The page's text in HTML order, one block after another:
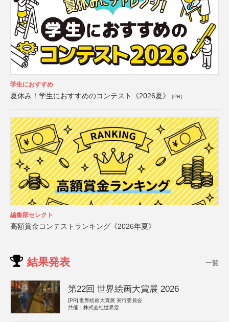
学生におすすめ
夏休み！学生におすすめのコンテスト《2026夏》 [PR]
編集部セレクト
高額賞金コンテストランキング《2026年夏》
結果発表 一覧
第22回 世界絵画大賞展 2026
[PR] 世界絵画大賞展 実行委員会
共催：株式会社世界堂